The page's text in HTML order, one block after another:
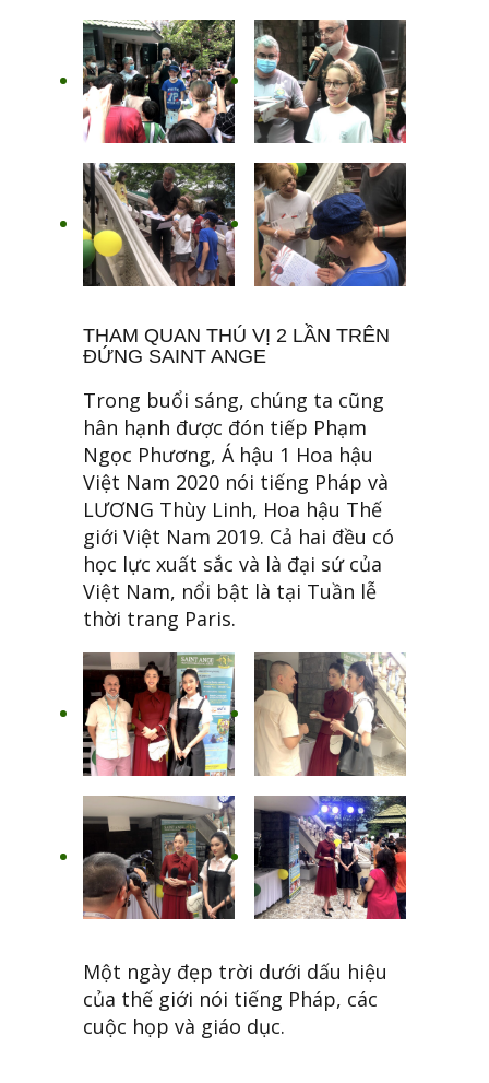
THAM QUAN THÚ VỊ 2 LẦN TRÊN
ĐỨNG SAINT ANGE
Trong buổi sáng, chúng ta cũng
hân hạnh được đón tiếp Phạm
Ngọc Phương, Á hậu 1 Hoa hậu
Việt Nam 2020 nói tiếng Pháp và
LƯƠNG Thùy Linh, Hoa hậu Thế
giới Việt Nam 2019. Cả hai đều có
học lực xuất sắc và là đại sứ của
Việt Nam, nổi bật là tại Tuần lễ
thời trang Paris.
Một ngày đẹp trời dưới dấu hiệu
của thế giới nói tiếng Pháp, các
cuộc họp và giáo dục.